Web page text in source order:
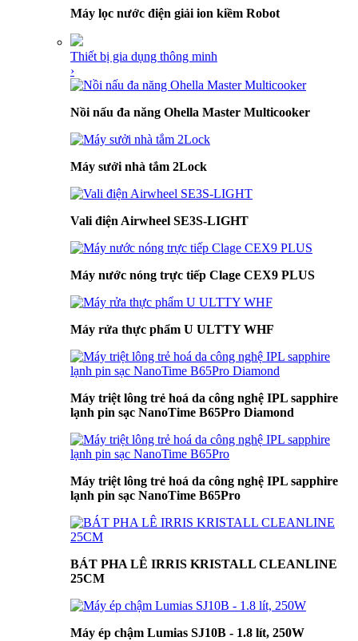
Máy lọc nước điện giải ion kiềm Robot
Thiết bị gia dụng thông minh
›
Nồi nấu đa năng Ohella Master Multicooker
Máy sưởi nhà tắm 2Lock
Vali điện Airwheel SE3S-LIGHT
Máy nước nóng trực tiếp Clage CEX9 PLUS
Máy rửa thực phẩm U ULTTY WHF
Máy triệt lông trẻ hoá da công nghệ IPL sapphire
lạnh pin sạc NanoTime B65Pro Diamond
Máy triệt lông trẻ hoá da công nghệ IPL sapphire
lạnh pin sạc NanoTime B65Pro
BÁT PHA LÊ IRRIS KRISTALL CLEANLINE
25CM
Máy ép chậm Lumias SJ10B - 1.8 lít, 250W